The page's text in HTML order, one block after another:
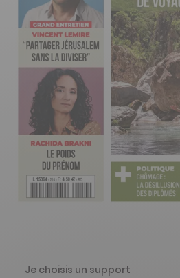
Je choisis un support